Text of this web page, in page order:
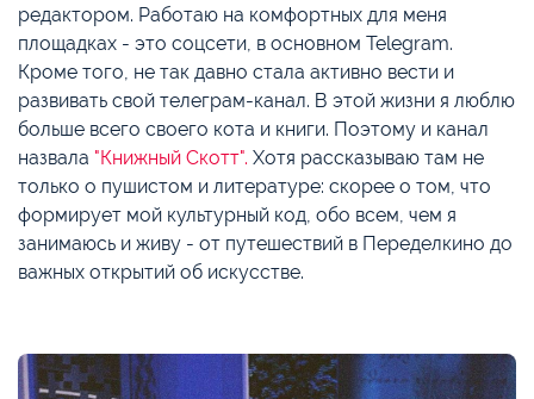
редактором. Работаю на комфортных для меня
площадках - это соцсети, в основном Telegram.
Кроме того, не так давно стала активно вести и
развивать свой телеграм-канал. В этой жизни я люблю
больше всего своего кота и книги. Поэтому и канал
назвала "Книжный Скотт". Хотя рассказываю там не
только о пушистом и литературе: скорее о том, что
формирует мой культурный код, обо всем, чем я
занимаюсь и живу - от путешествий в Переделкино до
важных открытий об искусстве.